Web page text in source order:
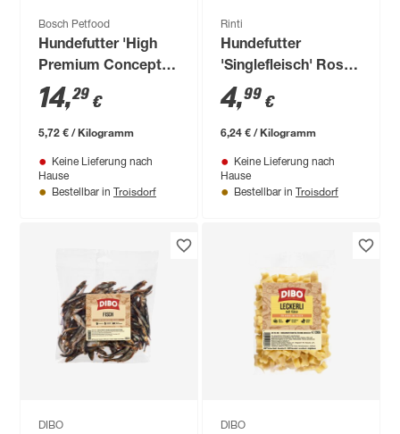
Bosch Petfood
Hundefutter 'High
Premium Concept
Soft/Plus' Soft
Junior Hühnchen 2,5
kg
14,29 €
5,72 € / Kilogramm
Keine Lieferung nach
Hause
Bestellbar in Troisdorf
Rinti
Hundefutter
'Singlefleisch' Ross
Pur 800 g
4,99 €
6,24 € / Kilogramm
Keine Lieferung nach
Hause
Bestellbar in Troisdorf
DIBO DIBO